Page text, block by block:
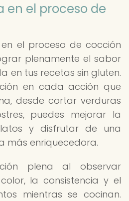
en el proceso de
el proceso de cocción
plenamente el sabor
en tus recetas sin gluten.
en cada acción que
desde cortar verduras
puedes mejorar la
y disfrutar de una
más enriquecedora.
plena al observar
la consistencia y el
mientras se cocinan.